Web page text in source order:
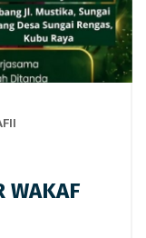
WAKAF